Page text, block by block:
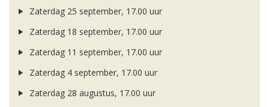
Zaterdag 25 september, 17.00 uur
Zaterdag 18 september, 17.00 uur
Zaterdag 11 september, 17.00 uur
Zaterdag 4 september, 17.00 uur
Zaterdag 28 augustus, 17.00 uur